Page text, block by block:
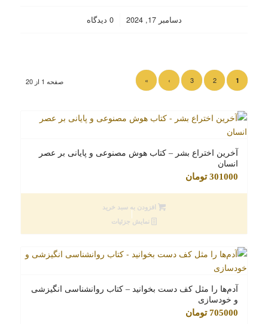
دسامبر 17, 2024 0 دیدگاه
صفحه 1 از 20 1
2
3
›
»
آخرین اختراع بشر – کتاب هوش مصنوعی و پایانی بر عصر
انسان
301000 تومان
افزودن به سبد خرید
نمایش جزئیات
آدم‌ها را مثل کف دست بخوانید – کتاب روانشناسی انگیزشی
و خودسازی
705000 تومان